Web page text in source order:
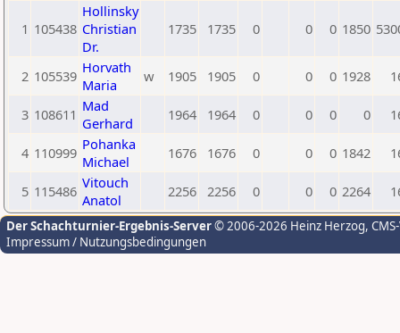
1 105438
Hollinsky
Christian
Dr.
1735 1735 0 0 0 1850
2 105539 Horvath
Maria
w 1905 1905 0 0 0 1928
3 108611 Mad
Gerhard
1964 1964 0 0 0 0
4 110999 Pohanka
Michael
1676 1676 0 0 0 1842
5 115486 Vitouch
Anatol
2256 2256 0 0 0 2264
Der Schachturnier-Ergebnis-Server© 2006-2026 Heinz Herzog,
Impressum / Nutzungsbedingungen